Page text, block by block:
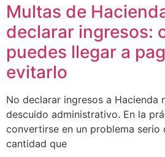
Multas de
declarar ingresos:
puedes llegar a
evitarlo
No declarar ingresos a Hacienda
descuido administrativo. En la
convertirse en un problema serio
cantidad que